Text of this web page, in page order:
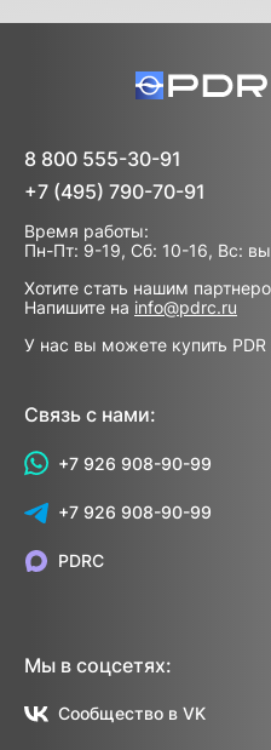
8 800 555-30-91
+7 (495) 790-70-91
Время работы:
Пн-Пт: 9-19, Сб: 10-16, Вс:
Хотите стать нашим
Напишите на info@pdrc.ru
У нас вы можете купить PDR
Связь с нами:
+7 926 908-90-99
+7 926 908-90-99
PDRC
Мы в соцсетях:
Сообщество в VK